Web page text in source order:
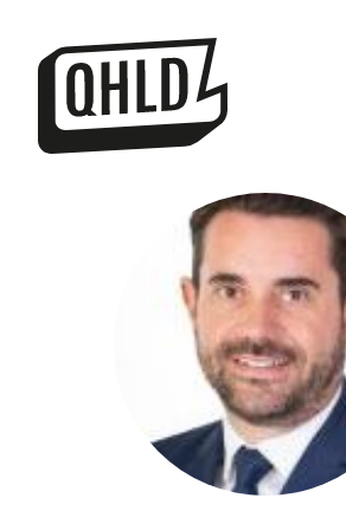
DIPUTADOS
GRUPOS